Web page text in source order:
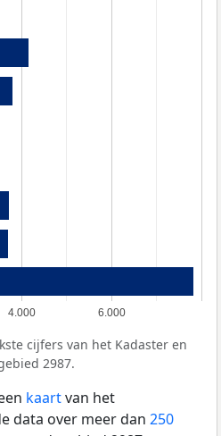
4.000 6.000
cijfers van het Kadaster en
2987.
kaartvan het
data over meer dan 250